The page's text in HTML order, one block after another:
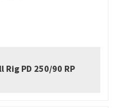
PD 250/90 RP